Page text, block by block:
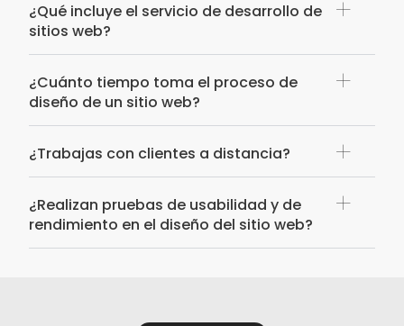
¿Qué incluye el servicio de desarrollo de
sitios web?
¿Cuánto tiempo toma el proceso de
diseño de un sitio web?
¿Trabajas con clientes a distancia?
¿Realizan pruebas de usabilidad y de
rendimiento en el diseño del sitio web?